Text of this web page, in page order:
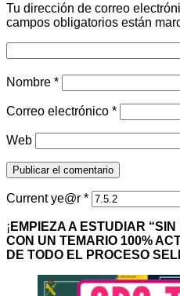
Tu dirección de correo
campos obligatorios están
Nombre *
Correo electrónico *
Web
Current ye@r *
¡ EMPIEZA A ESTUDIAR
CON UN TEMARIO 100%
DE TODO EL PROCESO